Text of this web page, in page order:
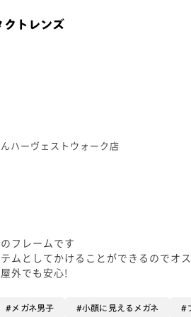
クトレンズ
ハーヴェストウォーク店
フレームです
ムとしてかけることができるのでオ
外でも安心!
メガネ男子 小顔に見えるメガネ